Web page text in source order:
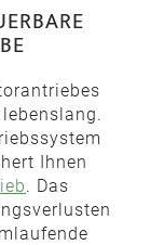
Ihnen
. Das